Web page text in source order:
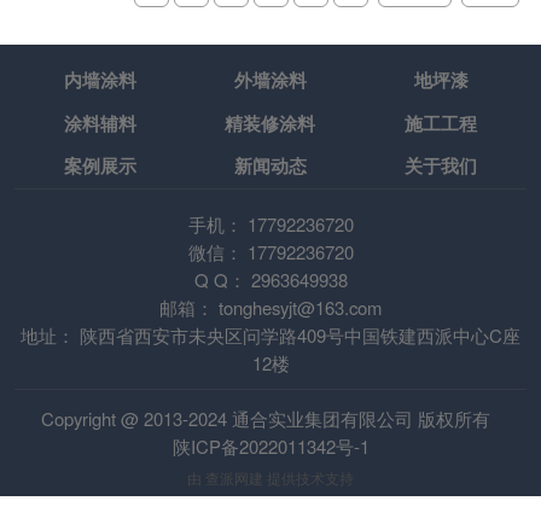
内墙涂料 外墙涂料
地坪漆
涂料辅料
精装修涂料
施工工程
案例展示
新闻动态 关于我们
手机： 17792236720
微信： 17792236720
Q Q： 2963649938
邮箱： tonghesyjt@163.com
地址： 陕西省西安市未央区问学路409号中国铁建西派中心C座
12楼
Copyright @ 2013-2024 通合实业集团有限公司 版权所有
陕ICP备2022011342号-1
由 查派网建 提供技术支持